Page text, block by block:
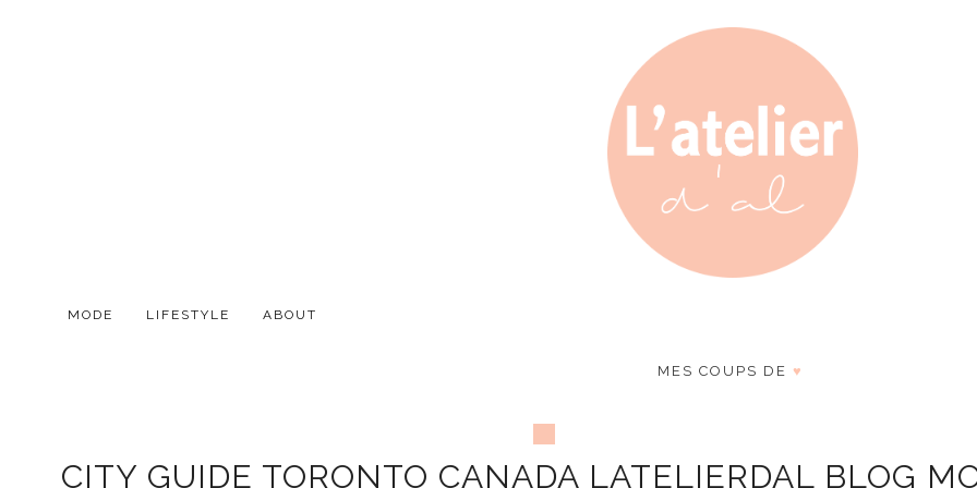
MODE LIFESTYLE ABOUT
MES COUPS DE ♥
CITY GUIDE TORONTO CANADA LATELIERDAL BLOG